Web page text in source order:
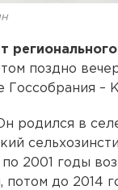
поздно
–
родился в
2001 годы
потом до 2014